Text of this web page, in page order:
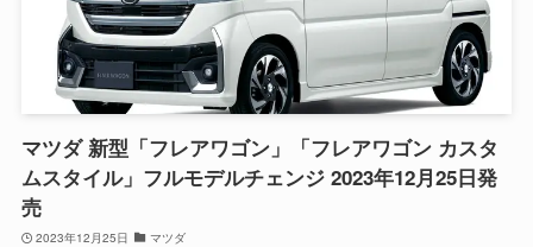
マツダ 新型「フレアワゴン」「フレアワゴン カスタ
ムスタイル」フルモデルチェンジ 2023年12月25日発
売
2023年12月25日 マツダ